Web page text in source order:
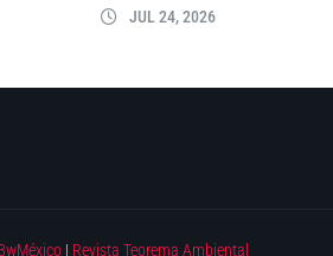
JUL 24, 2026
| Revista Teorema Ambiental